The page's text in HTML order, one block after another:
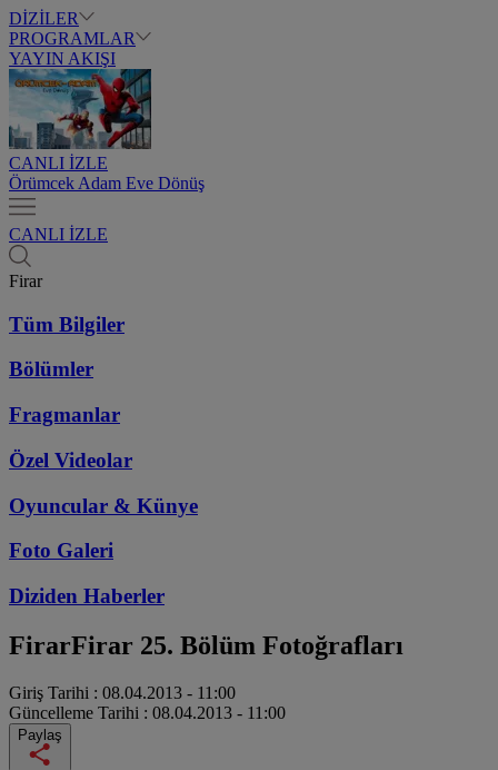
DİZİLER
PROGRAMLAR
YAYIN AKIŞI
CANLI İZLE
Örümcek Adam Eve Dönüş
CANLI İZLE
Firar
Tüm Bilgiler
Bölümler
Fragmanlar
Özel Videolar
Oyuncular & Künye
Foto Galeri
Diziden Haberler
FirarFirar 25. Bölüm Fotoğrafları
Giriş Tarihi : 08.04.2013 - 11:00
Güncelleme Tarihi : 08.04.2013 - 11:00
Paylaş